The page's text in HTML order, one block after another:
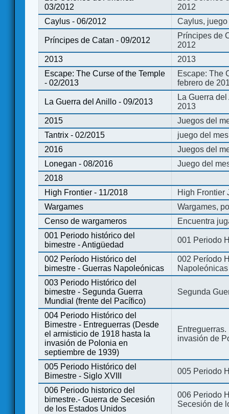
03/2012
2012
Caylus - 06/2012
Caylus,
Príncipes de Catan - 09/2012
Príncipes de
2012
2013
2013
Escape: The Curse of the Temple
- 02/2013
Escape: The
febrero de
La Guerra del Anillo - 09/2013
La Guerra
2013
2015
Juegos del
Tantrix - 02/2015
juego del
2016
Juegos del
Lonegan - 08/2016
Juego del
2018
High Frontier - 11/2018
High Frontier
Wargames
Wargames,
Censo de wargameros
Encuentra
001 Periodo histórico del
bimestre - Antigüedad
001 Periodo
002 Período Histórico del
bimestre - Guerras Napoleónicas
002 Período
Napoleónicas
003 Periodo Histórico del
bimestre - Segunda Guerra
Mundial (frente del Pacífico)
Segunda
004 Periodo Histórico del
Bimestre - Entreguerras (Desde
el armisticio de 1918 hasta la
invasión de Polonia en
septiembre de 1939)
invasión de
005 Periodo Histórico del
Bimestre - Siglo XVIII
005 Periodo
006 Periodo historico del
bimestre.- Guerra de Secesión
de los Estados Unidos
006 Periodo
Secesión de